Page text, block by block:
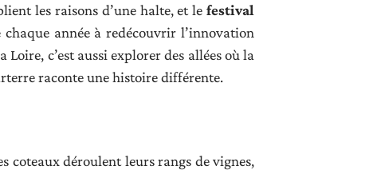
les raisons d’une halte, et lefestival
année à redécouvrir l’innovation
c’est aussi explorer des allées où la
raconte une histoire différente.
coteaux déroulent leurs rangs de vignes,